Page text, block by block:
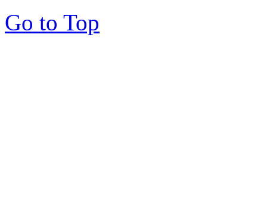
Go to Top